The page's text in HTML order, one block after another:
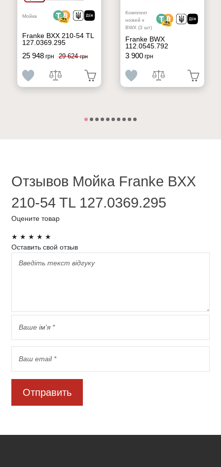
Мойка
Franke BXX 210-54 TL
127.0369.295
25 948грн 29 624грн
Комплект
ножей к
BWX (3 шт)
Franke BWX
112.0545.792
3 900грн
Отзывов Мойка Franke BXX
210-54 TL 127.0369.295
Оцените товар
★ ★ ★ ★ ★
Оставить свой отзыв
Отправить